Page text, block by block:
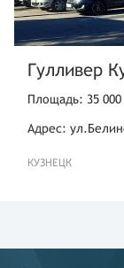
Гулливер
Площадь: 35
Адрес:
КУЗНЕЦК